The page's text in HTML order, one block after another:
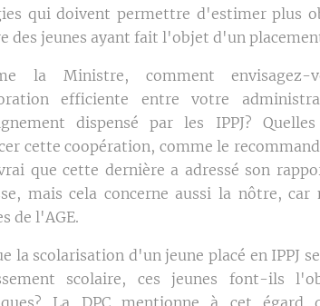
qui doivent permettre d'estimer plus
des jeunes ayant fait l'objet d'un
la Ministre, comment envisagez-
efficiente entre votre
dispensé par les IPPJ?
cette coopération, comme le
que cette dernière a adressé son
mais cela concerne aussi la nôtre,
de l'AGE.
la scolarisation d'un jeune placé en IPPJ
scolaire, ces jeunes font-ils
La DPC mentionne à cet égard